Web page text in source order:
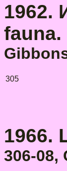
1962.
fauna.
305
1966.
306-08,